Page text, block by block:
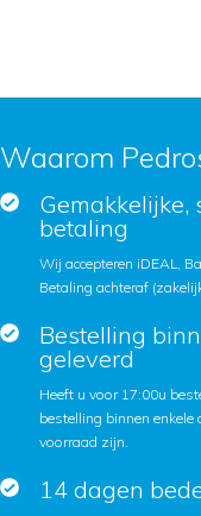
Waarom
Gemakkelijke,
betaling
Wij accepteren iDEAL,
Betaling achteraf
Bestelling
geleverd
Heeft u voor 17:00u
bestelling binnen enkele
voorraad zijn.
14 dagen